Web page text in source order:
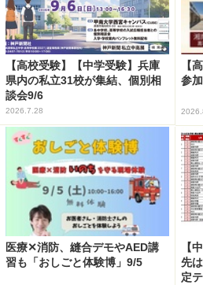
【高校受験】【中学受験】兵庫
県内の私立31校が集結、個別相
談会9/6
2026.7.28
【
参
医療✕消防、縫合デモやAED講
習も「おしごと体験博」9/5
【
先
定